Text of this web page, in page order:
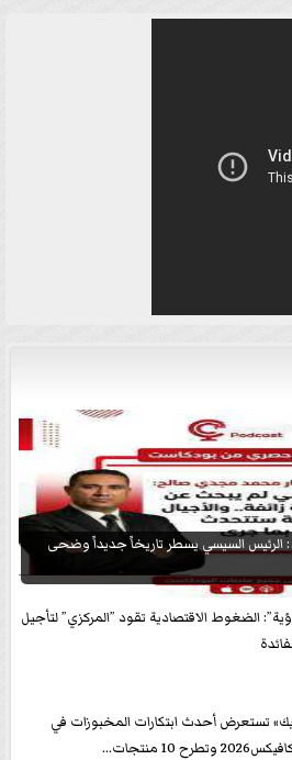
السيسي يسطر تاريخاً جديداً وضحى
الضغوط الاقتصادية تقود ”المركزي” لتأجيل
تستعرض أحدث ابتكارات المخبوزات في
10 منتجات...